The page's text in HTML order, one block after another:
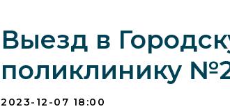
Выезд в
поликлинику
2023-12-07 18:00